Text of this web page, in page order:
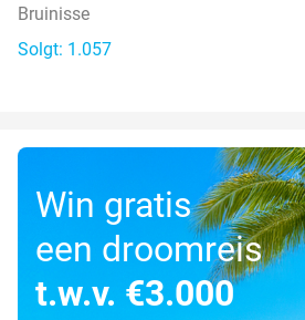
Bruinisse
Solgt: 1.057
Win gratis
een droomreis
t.w.v. €3.000